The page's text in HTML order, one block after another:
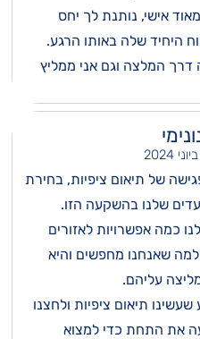
אישי, נותנת לך יחס
היחיד שלה באותו הרגע.
דרך המלצה וגם אני ממליץ
של תיאום ציפיות, בחירת
שלנו בהשקעה הזו.
כמה אפשרויות לאזורים
שאנחנו מחפשים והיא
עליהם.
תיאום ציפיות ולחצנו
את התחת כדי למצוא